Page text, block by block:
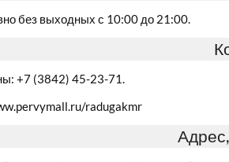
без выходных с 10:00 до 21:00.
+7 (3842) 45-23-71.
radugakmr